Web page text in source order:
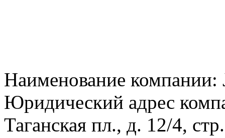
Наименование
Юридический адрес
Таганская пл., д. 12/4,